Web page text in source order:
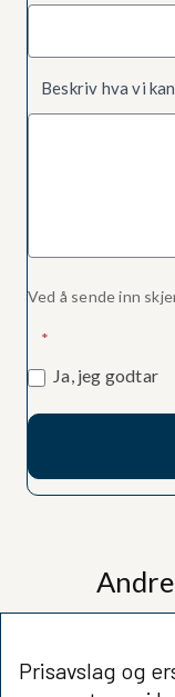
Beskriv hva vi
Ved å sende inn
*
Ja, jeg godtar
Prisavslag og